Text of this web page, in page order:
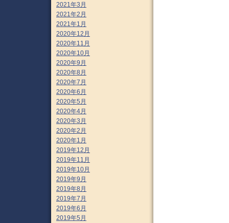
2021年3月
2021年2月
2021年1月
2020年12月
2020年11月
2020年10月
2020年9月
2020年8月
2020年7月
2020年6月
2020年5月
2020年4月
2020年3月
2020年2月
2020年1月
2019年12月
2019年11月
2019年10月
2019年9月
2019年8月
2019年7月
2019年6月
2019年5月